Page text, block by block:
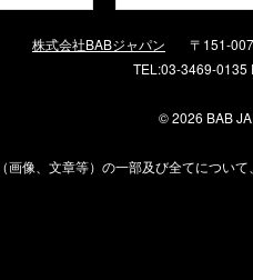
株式会社BABジャパン
〒151-
TEL:03-3469-0135
©2026 BAB
画像、文章等）の一部及び全てについ